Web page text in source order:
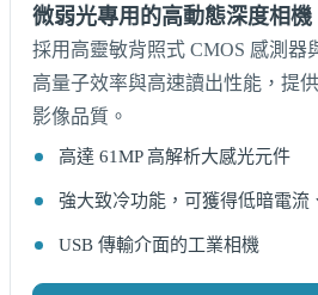
微弱光專用的高動態深度相機
採用高靈敏背照式 CMOS 感測器
高量子效率與高速讀出性能，提
影像品質。
高達 61MP 高解析大感光元件
強大致冷功能，可獲得低暗電流
USB 傳輸介面的工業相機